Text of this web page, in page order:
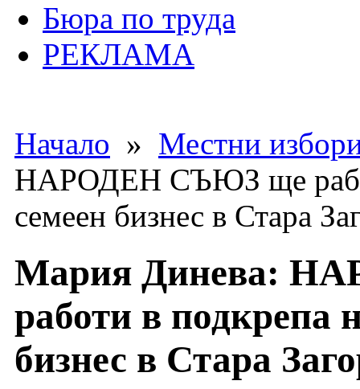
Бюра по труда
РЕКЛАМА
Начало » Местни
НАРОДЕН СЪЮЗ ще
семеен бизнес в Стара
Мария Динева:
работи в подкрепа
бизнес в Стара